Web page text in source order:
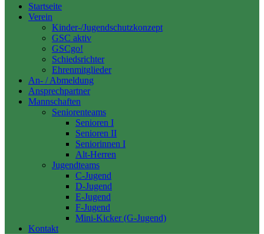
Startseite
Verein
Kinder-/Jugendschutzkonzept
GSC aktiv
GSCgo!
Schiedsrichter
Ehrenmitglieder
An- / Abmeldung
Ansprechpartner
Mannschaften
Seniorenteams
Senioren I
Senioren II
Seniorinnen I
Alt-Herren
Jugendteams
C-Jugend
D-Jugend
E-Jugend
F-Jugend
Mini-Kicker (G-Jugend)
Kontakt